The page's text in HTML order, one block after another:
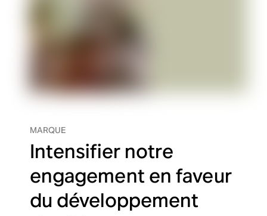
MARQUE
Intensifier notre
engagement en faveur
du développement